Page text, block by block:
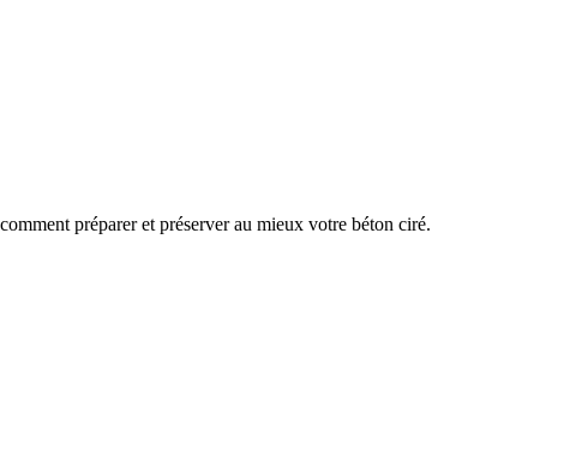
préparer et préserver au mieux votre béton ciré.